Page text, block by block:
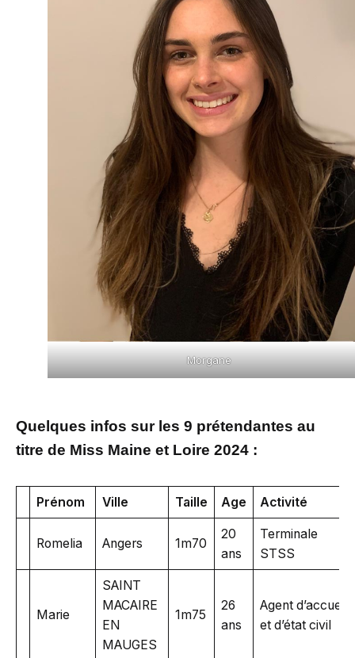
Morgane
Quelques infos sur les 9 prétendantes au
titre de Miss Maine et Loire 2024 :
Prénom Ville Taille Age Activité
Romelia Angers 1m70
20
ans
Terminale
STSS
Marie
SAINT
MACAIRE
EN
MAUGES
1m75
26
ans
Agent d’accueil
et d’état civil